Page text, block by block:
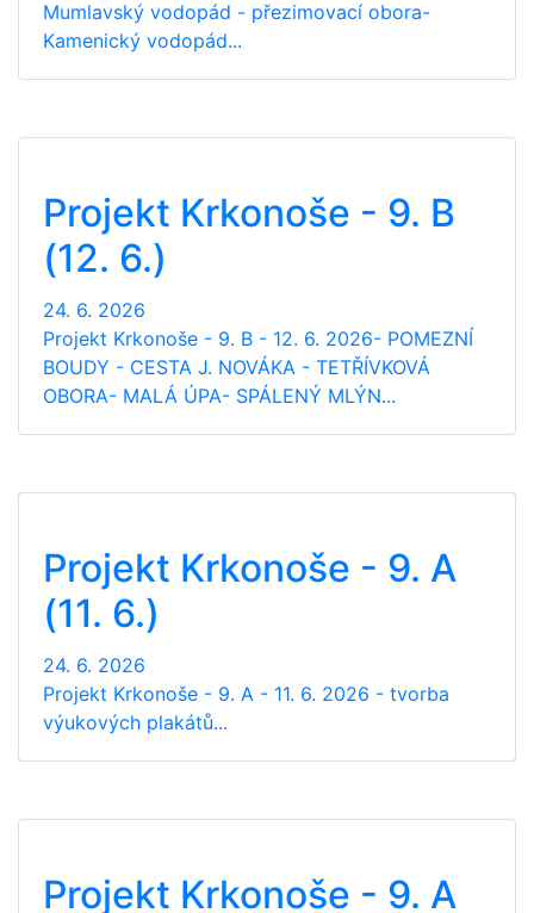
Mumlavský vodopád - přezimovací obora-
Kamenický vodopád...
Projekt Krkonoše - 9. B
(12. 6.)
24. 6. 2026
Projekt Krkonoše - 9. B - 12. 6. 2026- POMEZNÍ
BOUDY - CESTA J. NOVÁKA - TETŘÍVKOVÁ
OBORA- MALÁ ÚPA- SPÁLENÝ MLÝN...
Projekt Krkonoše - 9. A
(11. 6.)
24. 6. 2026
Projekt Krkonoše - 9. A - 11. 6. 2026 - tvorba
výukových plakátů...
Projekt Krkonoše - 9. A